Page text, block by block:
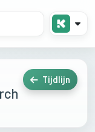
Tijdlijn